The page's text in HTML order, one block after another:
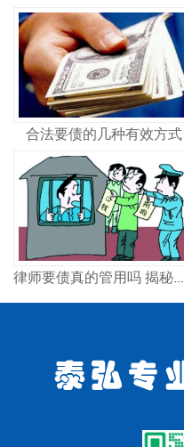
合法要债的几种有效方式
律师要债真的管用吗 揭秘专业律师追债全流程